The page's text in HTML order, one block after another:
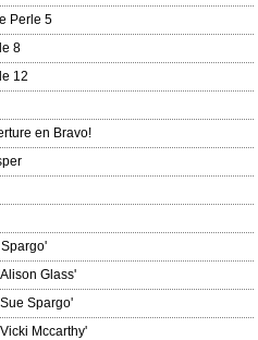
Perle 5
8
12
en Bravo!
Glass'
Spargo'
Mccarthy'